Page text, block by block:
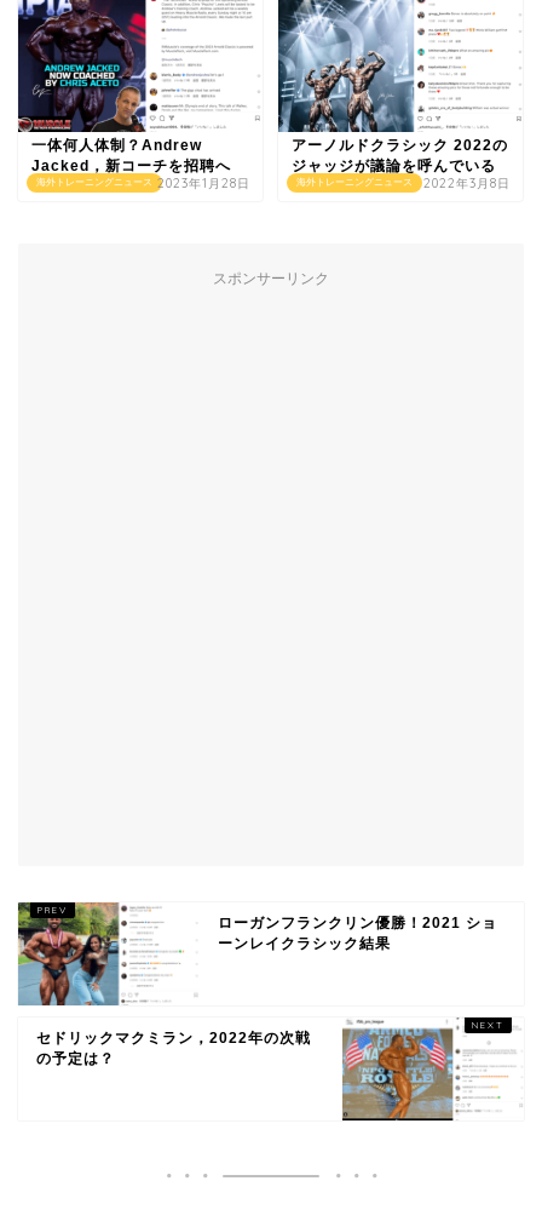
海外トレーニングニュース
一体何人体制？Andrew
Jacked，新コーチを招聘へ
2023年1月28日 海外トレーニングニュース
アーノルドクラシック 2022の
ジャッジが議論を呼んでいる
2022年3月8日
スポンサーリンク
ローガンフランクリン優勝！2021 ショ
ーンレイクラシック結果
セドリックマクミラン，2022年の次戦
の予定は？